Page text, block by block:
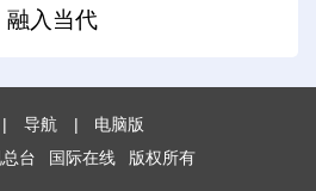
融入当代
| 导航 |
电脑版
台
国际在线 版权所有